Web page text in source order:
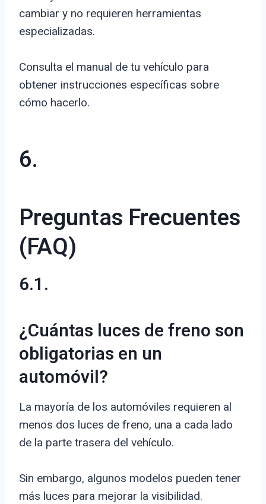
cambiar y no requieren herramientas
especializadas.
Consulta el manual de tu vehículo para
obtener instrucciones específicas sobre
cómo hacerlo.
6.
Preguntas Frecuentes
(FAQ)
6.1.
¿Cuántas luces de freno son
obligatorias en un
automóvil?
La mayoría de los automóviles requieren al
menos dos luces de freno, una a cada lado
de la parte trasera del vehículo.
Sin embargo, algunos modelos pueden tener
más luces para mejorar la visibilidad.